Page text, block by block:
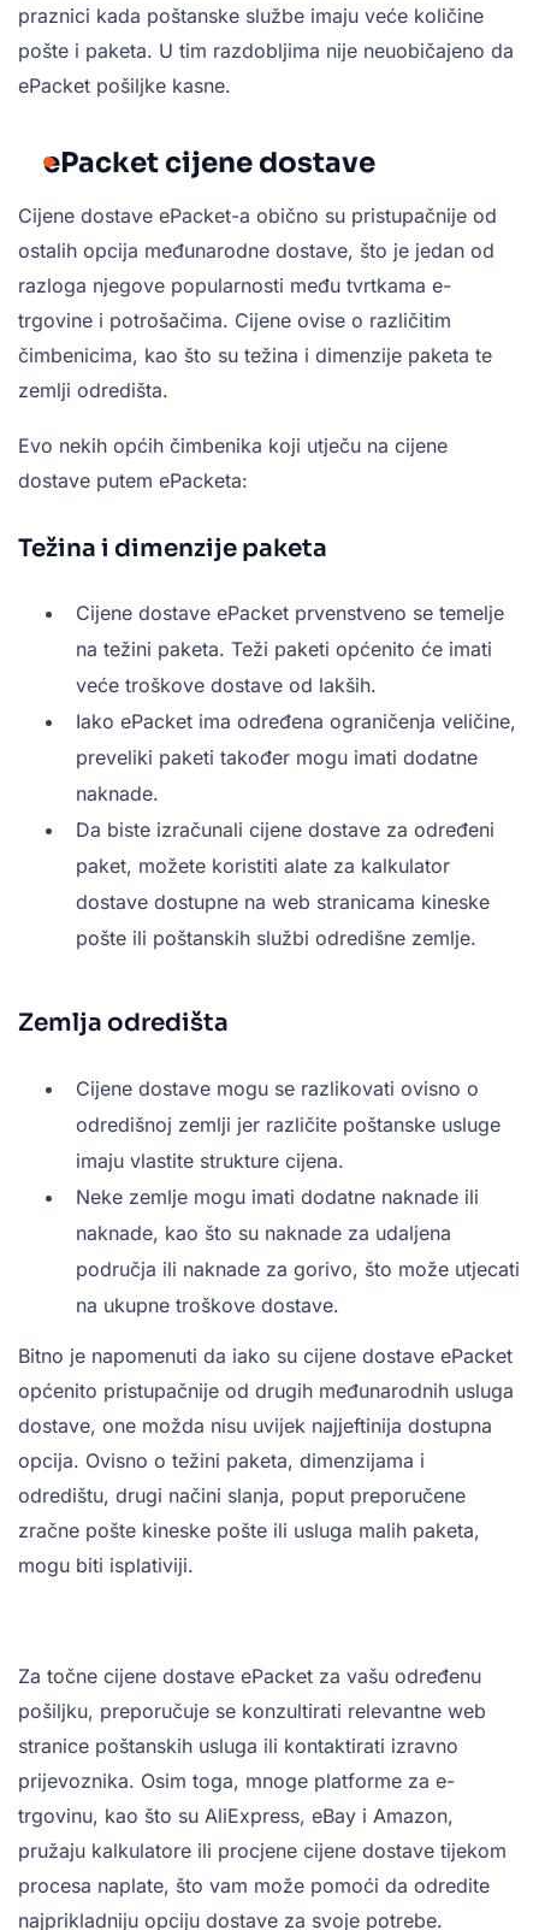
praznici kada poštanske službe imaju veće količine
pošte i paketa. U tim razdobljima nije neuobičajeno da
ePacket pošiljke kasne.
ePacket cijene dostave
Cijene dostave ePacket-a obično su pristupačnije od
ostalih opcija međunarodne dostave, što je jedan od
razloga njegove popularnosti među tvrtkama e-
trgovine i potrošačima. Cijene ovise o različitim
čimbenicima, kao što su težina i dimenzije paketa te
zemlji odredišta.
Evo nekih općih čimbenika koji utječu na cijene
dostave putem ePacketa:
Težina i dimenzije paketa
Cijene dostave ePacket prvenstveno se temelje
na težini paketa. Teži paketi općenito će imati
veće troškove dostave od lakših.
Iako ePacket ima određena ograničenja veličine,
preveliki paketi također mogu imati dodatne
naknade.
Da biste izračunali cijene dostave za određeni
paket, možete koristiti alate za kalkulator
dostave dostupne na web stranicama kineske
pošte ili poštanskih službi odredišne zemlje.
Zemlja odredišta
Cijene dostave mogu se razlikovati ovisno o
odredišnoj zemlji jer različite poštanske usluge
imaju vlastite strukture cijena.
Neke zemlje mogu imati dodatne naknade ili
naknade, kao što su naknade za udaljena
područja ili naknade za gorivo, što može utjecati
na ukupne troškove dostave.
Bitno je napomenuti da iako su cijene dostave ePacket
općenito pristupačnije od drugih međunarodnih usluga
dostave, one možda nisu uvijek najjeftinija dostupna
opcija. Ovisno o težini paketa, dimenzijama i
odredištu, drugi načini slanja, poput preporučene
zračne pošte kineske pošte ili usluga malih paketa,
mogu biti isplativiji.
Za točne cijene dostave ePacket za vašu određenu
pošiljku, preporučuje se konzultirati relevantne web
stranice poštanskih usluga ili kontaktirati izravno
prijevoznika. Osim toga, mnoge platforme za e-
trgovinu, kao što su AliExpress, eBay i Amazon,
pružaju kalkulatore ili procjene cijene dostave tijekom
procesa naplate, što vam može pomoći da odredite
najprikladniju opciju dostave za svoje potrebe.